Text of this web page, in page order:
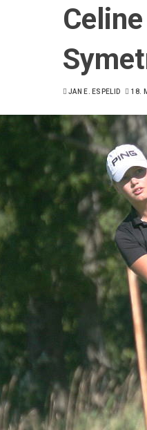
JAN E. ESPELID 18.